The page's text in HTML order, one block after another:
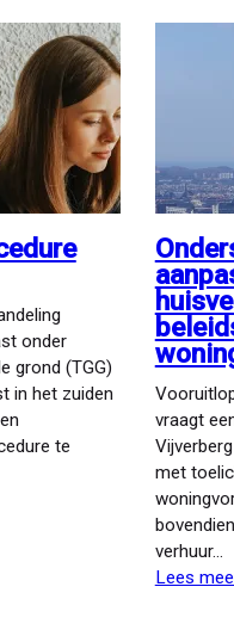
onder
grond (TGG)
in het zuiden
te
vraagt
met
verhuur…
Lees